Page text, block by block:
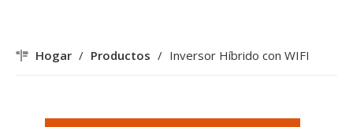
Hogar / Productos / Inversor Híbrido con WIFI